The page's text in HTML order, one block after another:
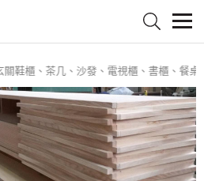
櫃、茶几、沙發、電視櫃、書櫃、餐桌